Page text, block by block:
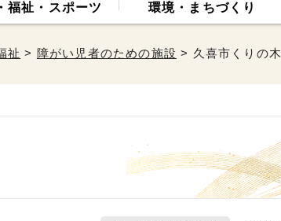
福祉・スポーツ 環境・まちづくり
祉 > 障がい児者のための施設 > 久喜市くりの木